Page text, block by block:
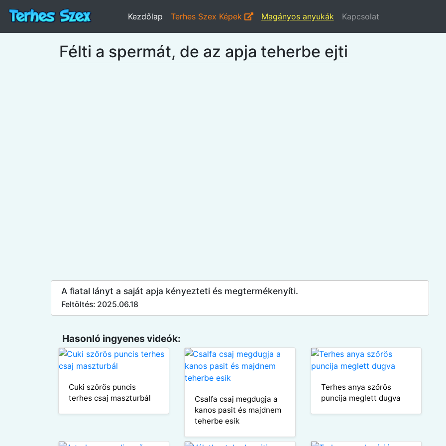
Kezdőlap Terhes Szex Képek Magányos anyukák Kapcsolat
Félti a spermát, de az apja teherbe ejti
A fiatal lányt a saját apja kényezteti és megtermékenyíti.
Feltöltés: 2025.06.18
Hasonló ingyenes videók:
Cuki szőrös puncis
terhes csaj maszturbál
Csalfa csaj megdugja a
kanos pasit és majdnem
teherbe esik
Terhes anya szőrös
puncija meglett dugva